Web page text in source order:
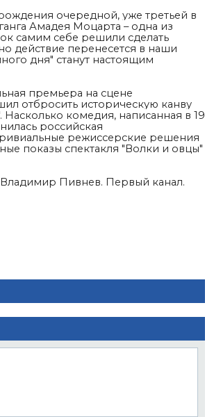
очередной, уже третьей в
Амадея Моцарта – одна из
самим себе решили сделать
действие перенесется в наши
дня" станут настоящим
премьера на сцене
отбросить историческую канву
Насколько комедия, написанная в 19
российская
режиссерские решения
показы спектакля "Волки и овцы"
Пивнев. Первый канал.